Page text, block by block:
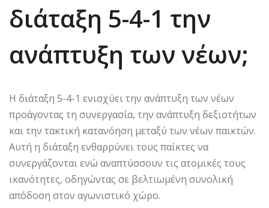
διάταξη 5-4-1 την
ανάπτυξη των νέων;
Η διάταξη 5-4-1 ενισχύει την ανάπτυξη των νέων
προάγοντας τη συνεργασία, την ανάπτυξη δεξιοτήτων
και την τακτική κατανόηση μεταξύ των νέων παικτών.
Αυτή η διάταξη ενθαρρύνει τους παίκτες να
συνεργάζονται ενώ αναπτύσσουν τις ατομικές τους
ικανότητες, οδηγώντας σε βελτιωμένη συνολική
απόδοση στον αγωνιστικό χώρο.